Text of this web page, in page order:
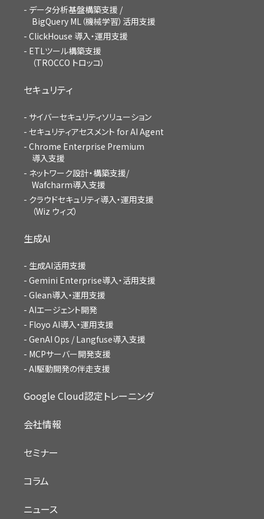
データ分析基盤構築支援 /
BigQuery ML（機械学習）活用支援
ClickHouse 導入・運用支援
ETLツール構築支援
（TROCCO トロッコ）
セキュリティ
サイバーセキュリティソリューション
セキュリティアセスメント for AI Agent
Chrome Enterprise Premium
導入支援
ネットワーク設計・構築支援/
Wafcharm導入支援
クラウドセキュリティ導入・運用支援
（Wiz ウィズ）
生成AI
生成AI活用支援
Gemini Enterprise導入・活用支援
Glean導入・運用支援
AIエージェント開発
Floyo AI導入・運用支援
GenAI Ops / Langfuse導入支援
MCPサーバー開発支援
AI駆動開発の伴走支援
Google Cloud認定トレーニング
会社情報
セミナー
コラム
ニュース